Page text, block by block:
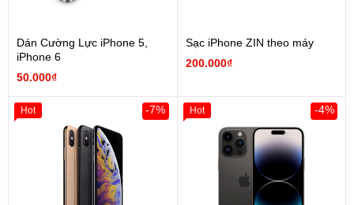
Dán Cường Lực iPhone 5,
iPhone 6
50.000₫
Sạc iPhone ZIN theo máy
200.000₫
-7%
Hot -4%
Hot